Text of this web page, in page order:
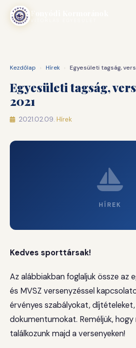
Ugrás
Kezdőlap Hírek
Egyesületi tagság,
2021
2021.02.09.·Hírek
HÍREK
Kedves sporttársak!
Az alábbiakban foglaljuk össze az
és MVSZ versenyzéssel
érvényes szabályokat,
dokumentumokat. Reméljük,
találkozunk majd a versenyeken!